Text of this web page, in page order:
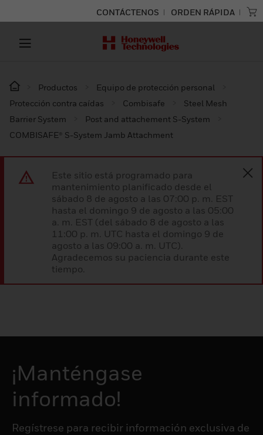
CONTÁCTENOS ORDEN RÁPIDA
Productos
Equipo de protección personal
Protección contra caídas
Combisafe
Steel Mesh
Barrier System
Post and attachement S-System
COMBISAFE® S-System Jamb Attachment
Este sitio está programado para
mantenimiento planificado desde el
sábado 8 de agosto a las 07:00 p. m. EST
hasta el domingo 9 de agosto a las 05:00
a. m. EST (del sábado 8 de agosto a las
11:00 p. m. UTC hasta el domingo 9 de
agosto a las 09:00 a. m. UTC).
Agradecemos su paciencia durante este
tiempo.
¡Manténgase
informado!
Regístrese para recibir información exclusiva de